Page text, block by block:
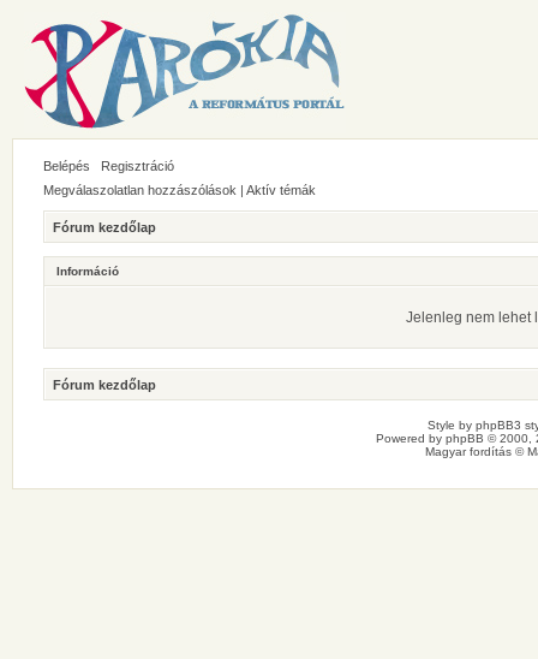
Belépés
Regisztráció
Megválaszolatlan hozzászólások | Aktív témák
Fórum kezdőlap
Információ
Jelenleg nem lehet
Fórum kezdőlap
Style by phpBB3
Powered by phpBB © 2000,
Magyar fordítás ©